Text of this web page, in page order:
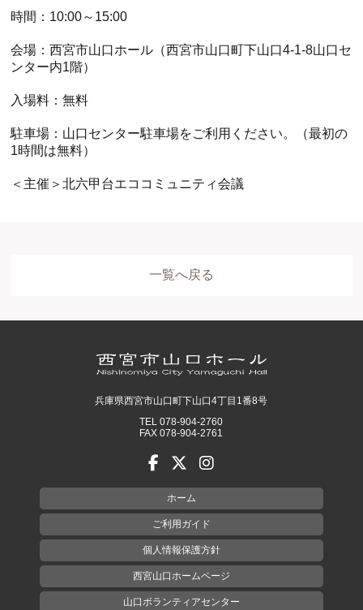
ホール 展示室
時間：10:00～15:00
会場：西宮市山口ホール（西宮市山口町下山口4-1-8山口セ
ンター内1階）
入場料：無料
駐車場：山口センター駐車場をご利用ください。（最初の
1時間は無料）
＜主催＞北六甲台エココミュニティ会議
一覧へ戻る
兵庫県西宮市山口町下山口4丁目1番8号
TEL 078-904-2760
FAX 078-904-2761
ホーム
ご利用ガイド
個人情報保護方針
西宮山口ホームページ
山口ボランティアセンター